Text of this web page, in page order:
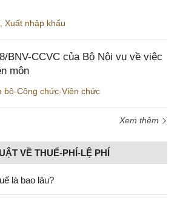
Xuất nhập khẩu
BNV-CCVC của Bộ Nội vụ về việc
môn
bộ-Công chức-Viên chức
Xem thêm
VỀ THUẾ-PHÍ-LỆ PHÍ
là bao lâu?